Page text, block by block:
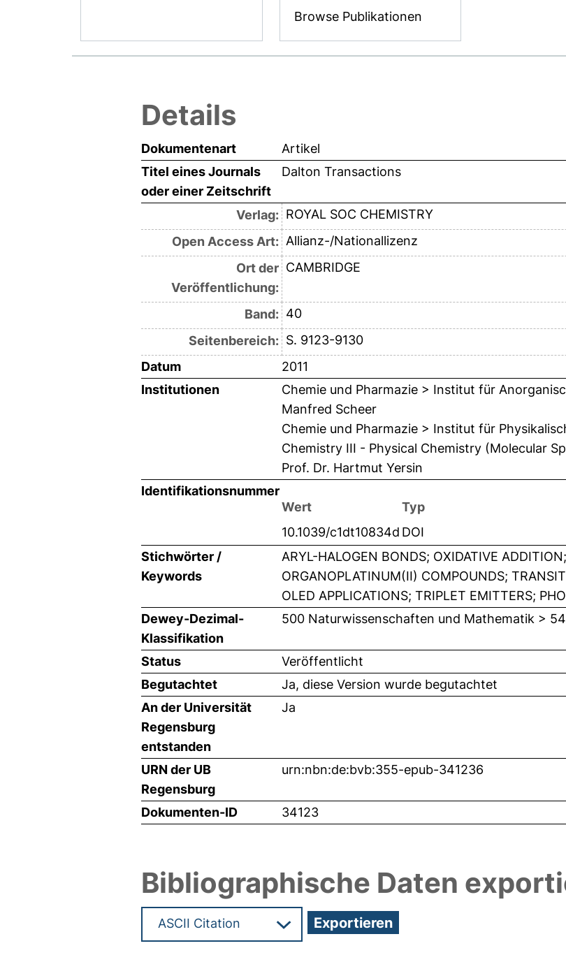
Browse Publikationen
Details
Dokumentenart
Artikel
Titel eines Journals
oder einer Zeitschrift
Dalton Transactions
Verlag: ROYAL SOC CHEMISTRY
Open Access Art: Allianz-/Nationallizenz
Ort der
Veröffentlichung:
CAMBRIDGE
Band: 40
Seitenbereich: S. 9123-9130
Datum
2011
Institutionen
Chemie und Pharmazie > Institut für
Manfred Scheer
Chemie und Pharmazie > Institut für
Chemistry III - Physical Chemistry (Molecular
Prof. Dr. Hartmut Yersin
Identifikationsnummer
Wert
Typ
10.1039/c1dt10834d DOI
Stichwörter /
Keywords
ARYL-HALOGEN BONDS; OXIDATIVE
ORGANOPLATINUM(II) COMPOUNDS;
OLED APPLICATIONS; TRIPLET EMITTERS;
Dewey-Dezimal-
Klassifikation
500 Naturwissenschaften und Mathematik >
Status
Veröffentlicht
Begutachtet
Ja, diese Version wurde begutachtet
An der Universität
Regensburg
entstanden
Ja
URN der UB
Regensburg
urn:nbn:de:bvb:355-epub-341236
Dokumenten-ID 34123
Bibliographische Daten